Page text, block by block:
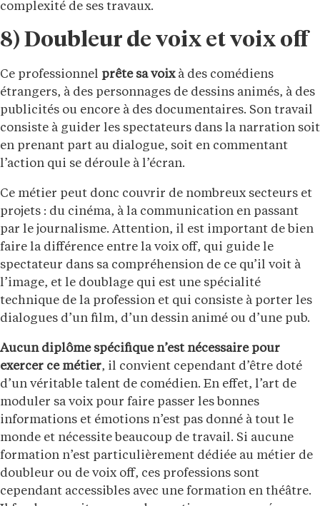
complexité de ses travaux.
8) Doubleur de voix et voix off
Ce professionnel prête sa voix à des comédiens
étrangers, à des personnages de dessins animés, à des
publicités ou encore à des documentaires. Son travail
consiste à guider les spectateurs dans la narration soit
en prenant part au dialogue, soit en commentant
l’action qui se déroule à l’écran.
Ce métier peut donc couvrir de nombreux secteurs et
projets : du cinéma, à la communication en passant
par le journalisme. Attention, il est important de bien
faire la différence entre la voix off, qui guide le
spectateur dans sa compréhension de ce qu’il voit à
l’image, et le doublage qui est une spécialité
technique de la profession et qui consiste à porter les
dialogues d’un film, d’un dessin animé ou d’une pub.
Aucun diplôme spécifique n’est nécessaire pour
exercer ce métier, il convient cependant d’être doté
d’un véritable talent de comédien. En effet, l’art de
moduler sa voix pour faire passer les bonnes
informations et émotions n’est pas donné à tout le
monde et nécessite beaucoup de travail. Si aucune
formation n’est particulièrement dédiée au métier de
doubleur ou de voix off, ces professions sont
cependant accessibles avec une formation en théâtre.